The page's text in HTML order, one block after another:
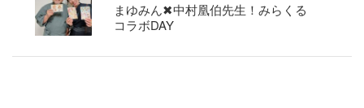
まゆみん✖︎中村凰伯先生！みらくる
コラボDAY